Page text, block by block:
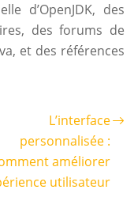
d’OpenJDK, des
des forums de
et des références
L’interface
personnalisée :
améliorer
utilisateur